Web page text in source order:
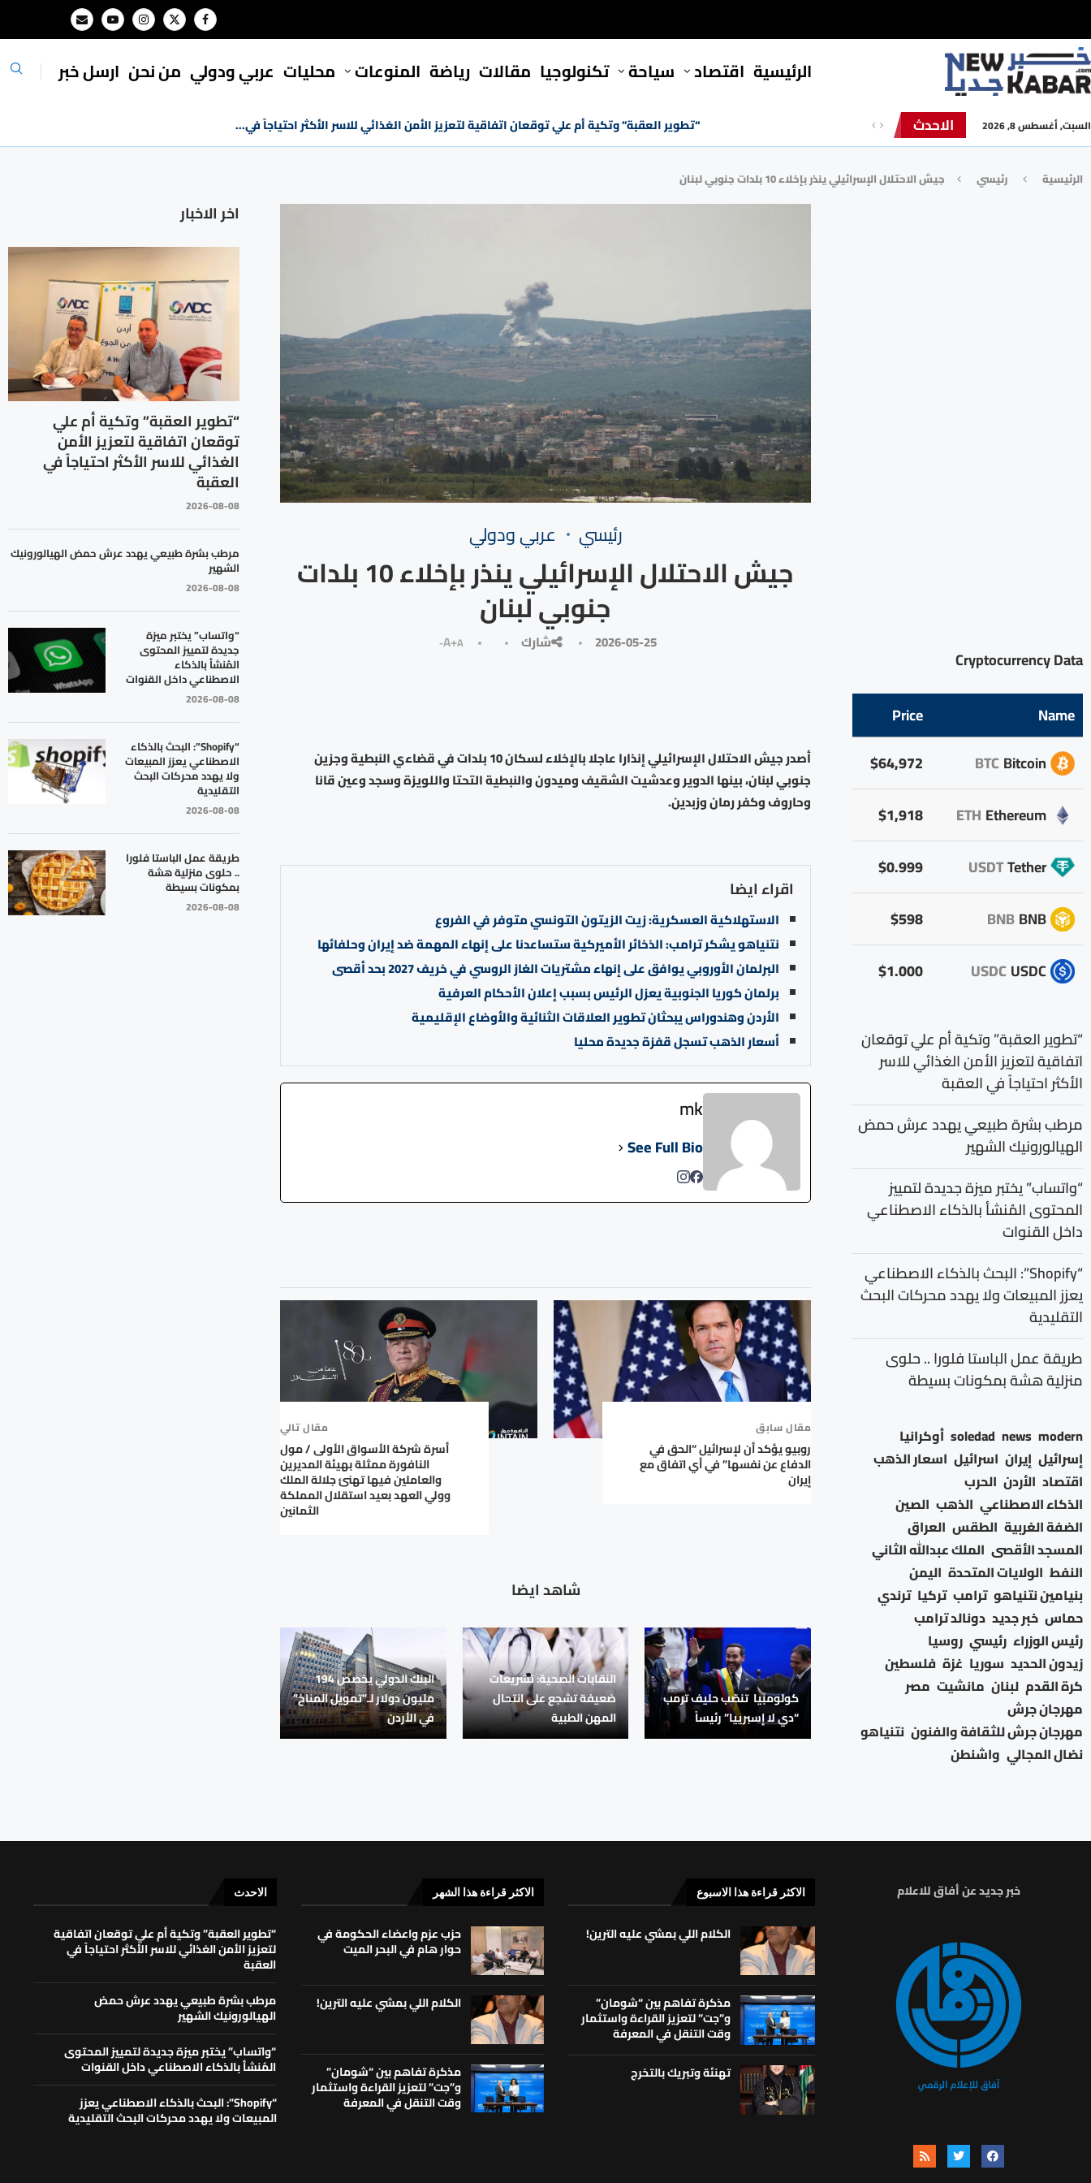
الرئيسية ⁠اقتصاد سياحة تكنولوجيا مقالات رياضة المنوعات محليات ⁠عربي ودولي من نحن ارسل خبر
السبت, أغسطس 8, 2026 الاحدث “تطوير العقبة” وتكية أم علي توقعان اتفاقية لتعزيز الأمن الغذائي للاسر الأكثر احتياجاً في...
الرئيسية رئيسي جيش الاحتلال الإسرائيلي ينذر بإخلاء 10 بلدات جنوبي لبنان
رئيسي ⁠عربي ودولي
جيش الاحتلال الإسرائيلي ينذر بإخلاء 10 بلدات
جنوبي لبنان
2026-05-25 شارك A+A-
أصدر جيش الاحتلال الإسرائيلي إنذارا عاجلا بالإخلاء لسكان 10 بلدات في قضاءي النبطية وجزين
جنوبي لبنان، بينها الدوير وعدشيت الشقيف وميدون والنبطية التحتا واللويزة وسجد وعين قانا
وحاروف وكفر رمان وزبدين.
اقراء ايضا
الاستهلاكية العسكرية: زيت الزيتون التونسي متوفر في الفروع
نتنياهو يشكر ترامب: الذخائر الأميركية ستساعدنا على إنهاء المهمة ضد إيران وحلفائها
البرلمان الأوروبي يوافق على إنهاء مشتريات الغاز الروسي في خريف 2027 بحد أقصى
برلمان كوريا الجنوبية يعزل الرئيس بسبب إعلان الأحكام العرفية
الأردن وهندوراس يبحثان تطوير العلاقات الثنائية والأوضاع الإقليمية
أسعار الذهب تسجل قفزة جديدة محليا
mk
See Full Bio
مقال سابق
روبيو يؤكد أن لإسرائيل “الحق في
الدفاع عن نفسها” في أي اتفاق مع
إيران
مقال تالي
أسرة شركة الأسواق الأولى / مول
النافورة ممثلة بهيئة المديرين
والعاملين فيها تهنئ جلالة الملك
وولي العهد بعيد استقلال المملكة
الثمانين
شاهد ايضا
البنك الدولي يخصص 194
مليون دولار لـ”تمويل المناخ”
في الأردن
النقابات الصحية: تشريعات
ضعيفة تشجع على انتحال
المهن الطبية
كولومبيا تنصّب حليف ترمب
“دي لا إسبرييا” رئيساً
اخر الاخبار
“تطوير العقبة” وتكية أم علي
توقعان اتفاقية لتعزيز الأمن
الغذائي للاسر الأكثر احتياجاً في
العقبة
2026-08-08
مرطب بشرة طبيعي يهدد عرش حمض الهيالورونيك
الشهير
2026-08-08
“واتساب” يختبر ميزة
جديدة لتمييز المحتوى
المُنشأ بالذكاء
الاصطناعي داخل القنوات
2026-08-08
“Shopify”: البحث بالذكاء
الاصطناعي يعزز المبيعات
ولا يهدد محركات البحث
التقليدية
2026-08-08
طريقة عمل الباستا فلورا
.. حلوى منزلية هشة
بمكونات بسيطة
2026-08-08
Cryptocurrency Data
Name
Price
Bitcoin
BTC
$64,972
Ethereum
ETH
$1,918
Tether
USDT
$0.999
BNB
BNB
$598
USDC
USDC
$1.000
“تطوير العقبة” وتكية أم علي توقعان
اتفاقية لتعزيز الأمن الغذائي للاسر
الأكثر احتياجاً في العقبة
مرطب بشرة طبيعي يهدد عرش حمض
الهيالورونيك الشهير
“واتساب” يختبر ميزة جديدة لتمييز
المحتوى المُنشأ بالذكاء الاصطناعي
داخل القنوات
“Shopify”: البحث بالذكاء الاصطناعي
يعزز المبيعات ولا يهدد محركات البحث
التقليدية
طريقة عمل الباستا فلورا .. حلوى
منزلية هشة بمكونات بسيطة
modern
news
soledad أوكرانيا
إسرائيل إيران اسرائيل اسعار الذهب
اقتصاد الأردن الحرب
الذكاء الاصطناعي الذهب الصين
الضفة الغربية الطقس العراق
المسجد الأقصى الملك عبدالله الثاني
النفط الولايات المتحدة اليمن
بنيامين نتنياهو ترامب تركيا ترندي
حماس خبر جديد دونالد ترامب
رئيس الوزراء رئيسي روسيا
زيدون الحديد سوريا غزة فلسطين
كرة القدم لبنان مانشيت مصر
مهرجان جرش
مهرجان جرش للثقافة والفنون نتنياهو
نضال المجالي واشنطن
خبر جديد عن أفاق للاعلام الاكثر قراءة هذا الاسبوع
الكلام اللي بمشي عليه الترين!
مذكرة تفاهم بين “شومان”
و”جت” لتعزيز القراءة واستثمار
وقت التنقل في المعرفة
تهنئة وتبريك بالتخرج
الاكثر قراءة هذا الشهر
حزب عزم واعضاء الحكومة في
حوار هام في البحر الميت
الكلام اللي بمشي عليه الترين!
مذكرة تفاهم بين “شومان”
و”جت” لتعزيز القراءة واستثمار
وقت التنقل في المعرفة
الاحدث
“تطوير العقبة” وتكية أم علي توقعان اتفاقية
لتعزيز الأمن الغذائي للاسر الأكثر احتياجاً في
العقبة
مرطب بشرة طبيعي يهدد عرش حمض
الهيالورونيك الشهير
“واتساب” يختبر ميزة جديدة لتمييز المحتوى
المُنشأ بالذكاء الاصطناعي داخل القنوات
“Shopify”: البحث بالذكاء الاصطناعي يعزز
المبيعات ولا يهدد محركات البحث التقليدية